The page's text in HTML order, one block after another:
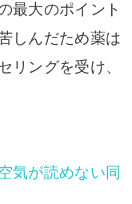
最大のポイント
しんだため薬は
リングを受け、
気が読めない同